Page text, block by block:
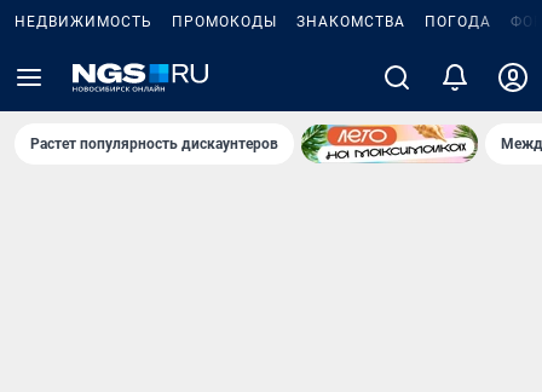
НЕДВИЖИМОСТЬ ПРОМОКОДЫ ЗНАКОМСТВА ПОГОДА
Растет популярность дискаунтеров